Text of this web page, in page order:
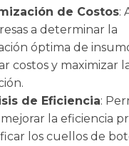
de Costos:
a determinar la
óptima de
costos y maximizar
de Eficiencia:
la eficiencia
los cuellos de